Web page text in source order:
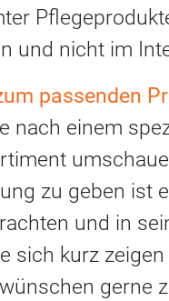
und nicht im
passenden
nach einem
zu geben ist
und in
sich kurz
gerne